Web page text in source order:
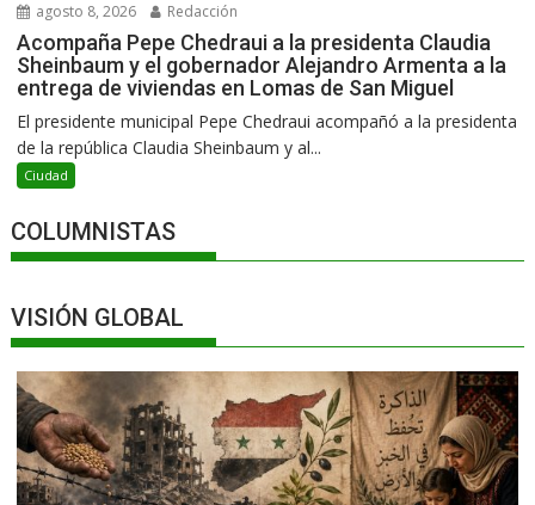
agosto 8, 2026 Redacción
Acompaña Pepe Chedraui a la presidenta Claudia
Sheinbaum y el gobernador Alejandro Armenta a la
entrega de viviendas en Lomas de San Miguel
El presidente municipal Pepe Chedraui acompañó a la presidenta
de la república Claudia Sheinbaum y al...
Ciudad
COLUMNISTAS
VISIÓN GLOBAL